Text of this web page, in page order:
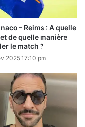
– Reims : A quelle
de quelle manière
le match ?
2025 17:10 pm